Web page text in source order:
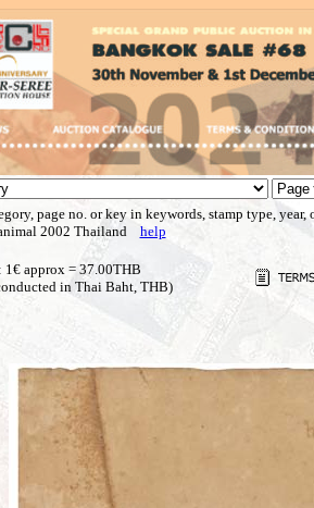
page no. or key in keywords, stamp type, year,
2002 Thailand help
1€ approx = 37.00THB
in Thai Baht, THB)